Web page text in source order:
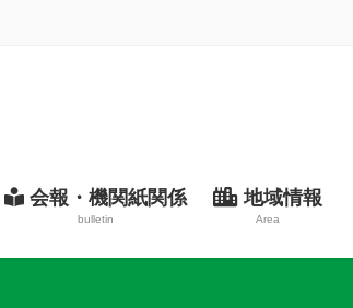
会報・機関紙関係
bulletin
地域情報
Area